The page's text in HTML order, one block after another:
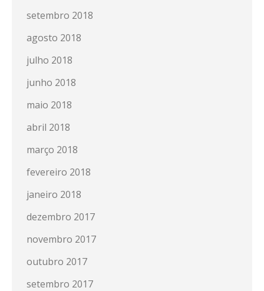
setembro 2018
agosto 2018
julho 2018
junho 2018
maio 2018
abril 2018
março 2018
fevereiro 2018
janeiro 2018
dezembro 2017
novembro 2017
outubro 2017
setembro 2017